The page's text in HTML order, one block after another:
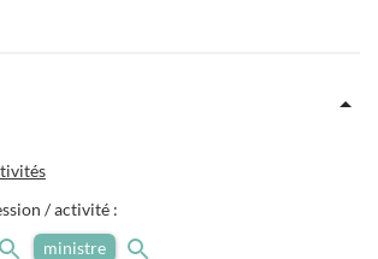
/ activité :
ministre